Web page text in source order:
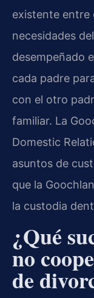
existente entre
necesidades
desempeñado
cada padre
con el otro
familiar. La
Domestic
asuntos de
que la
la custodia
¿Qué
no
de